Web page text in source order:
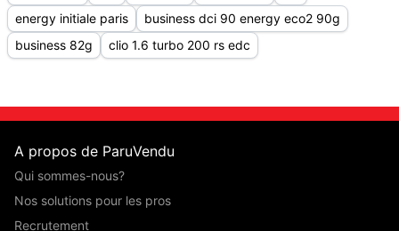
energy initiale paris
business dci 90 energy eco2 90g
business 82g
clio 1.6 turbo 200 rs edc
A propos de ParuVendu
Qui sommes-nous?
Nos solutions pour les pros
Recrutement